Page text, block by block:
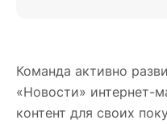
Команда активно
«Новости» интернет-
контент для своих